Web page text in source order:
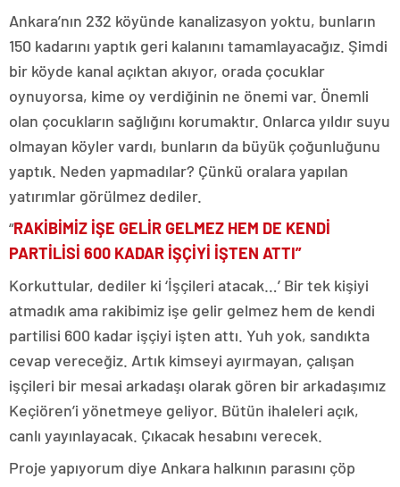
Ankara’nın 232 köyünde kanalizasyon yoktu, bunların
150 kadarını yaptık geri kalanını tamamlayacağız. Şimdi
bir köyde kanal açıktan akıyor, orada çocuklar
oynuyorsa, kime oy verdiğinin ne önemi var. Önemli
olan çocukların sağlığını korumaktır. Onlarca yıldır suyu
olmayan köyler vardı, bunların da büyük çoğunluğunu
yaptık. Neden yapmadılar? Çünkü oralara yapılan
yatırımlar görülmez dediler.
“RAKİBİMİZ İŞE GELİR GELMEZ HEM DE KENDİ
PARTİLİSİ 600 KADAR İŞÇİYİ İŞTEN ATTI”
Korkuttular, dediler ki ‘İşçileri atacak…’ Bir tek kişiyi
atmadık ama rakibimiz işe gelir gelmez hem de kendi
partilisi 600 kadar işçiyi işten attı. Yuh yok, sandıkta
cevap vereceğiz. Artık kimseyi ayırmayan, çalışan
işçileri bir mesai arkadaşı olarak gören bir arkadaşımız
Keçiören’i yönetmeye geliyor. Bütün ihaleleri açık,
canlı yayınlayacak. Çıkacak hesabını verecek.
Proje yapıyorum diye Ankara halkının parasını çöp